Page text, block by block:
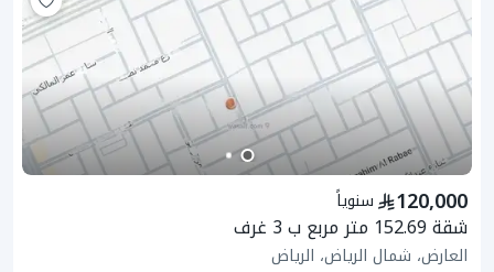
سنوياً 120,000
شقة 152.69 متر مربع ب 3 غرف
العارض، شمال الرياض، الرياض